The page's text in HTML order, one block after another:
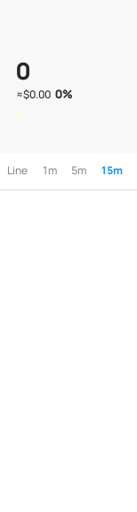
0
≈$0.00 0%
Line 1m 5m 15m